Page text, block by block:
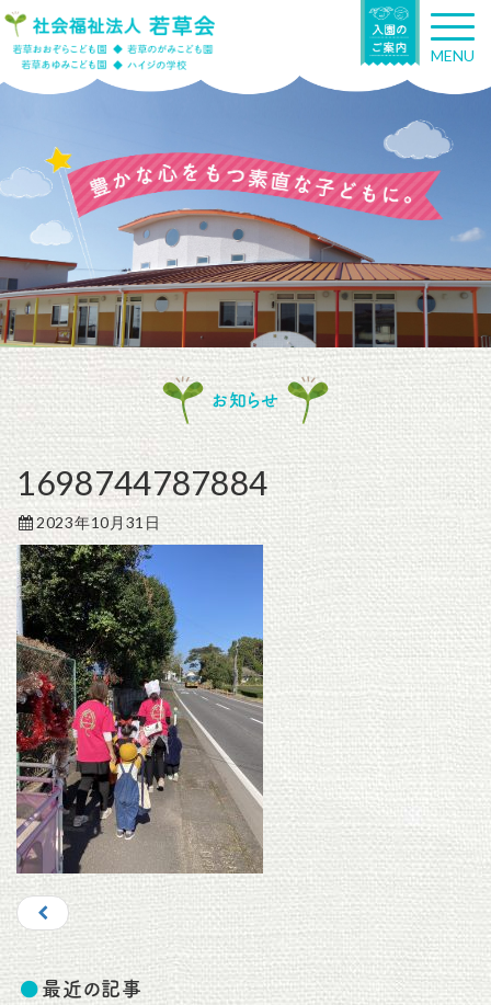
T
o
g
n
g
a
t
n
MENU
お知らせ
1698744787884
2023年10月31日
最近の記事